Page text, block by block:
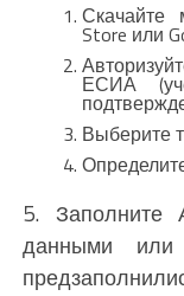
Скачайте
Store или
ЕСИА
Выберите
5. Заполните
данными или